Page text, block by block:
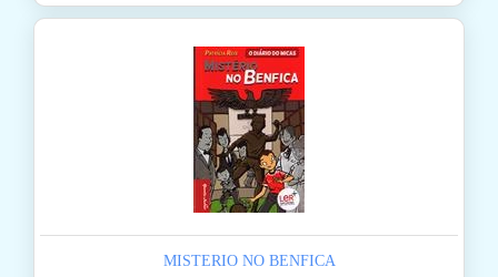
MISTERIO NO BENFICA